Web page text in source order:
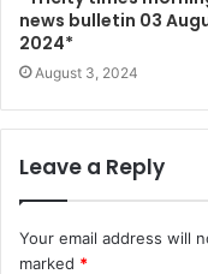
news bulletin 03
2024*
August 3, 2024
Leave a Reply
Your email address will
marked *